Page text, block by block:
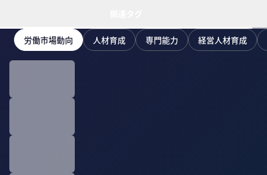
労働市場動向 人材育成 専門能力 経営人材育成